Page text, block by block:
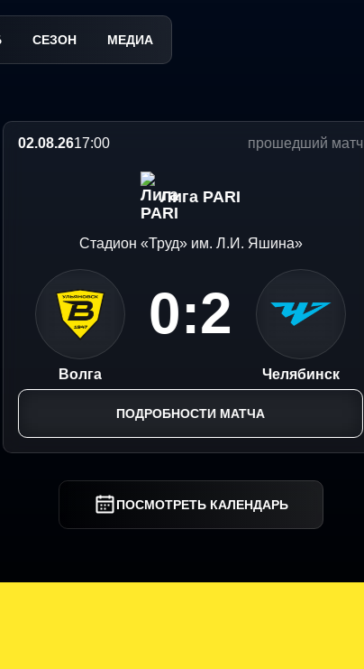
СЕЗОН МЕДИА
победу в сезоне
бояться некого
02.08.2617:00 прошедший матч
Лига PARI
Стадион «Труд» им. Л.И. Яшина»
Волга
0:2
Челябинск
ПОДРОБНОСТИ МАТЧА
ПОСМОТРЕТЬ КАЛЕНДАРЬ